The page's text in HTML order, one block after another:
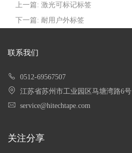
上一篇: 激光可标记标签
下一篇: 耐用户外标签
联系我们
0512-69567507
江苏省苏州市工业园区马塘湾路6号
service@hitechtape.com
关注分享